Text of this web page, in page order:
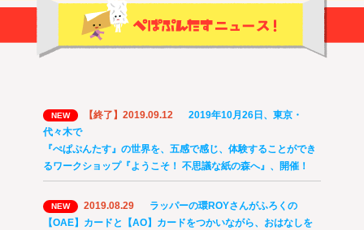
NEW 【終了】2019.09.12
2019年10月26日、東京・
代々木で
『ぺぱぷんたす』の世界を、五感で感じ、体験することができ
るワークショップ『ようこそ！ 不思議な紙の森へ』、開催！
NEW 2019.08.29
ラッパーの環ROYさんがふろくの
【OAE】カードと【AO】カードをつかいながら、おはなしを